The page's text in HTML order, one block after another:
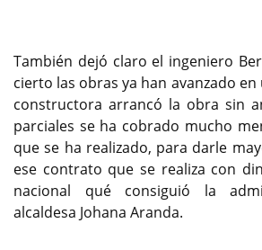
También dejó claro el ingeniero
cierto las obras ya han avanzado en
constructora arrancó la obra sin
parciales se ha cobrado mucho
que se ha realizado, para darle
ese contrato que se realiza con
nacional qué consiguió la
alcaldesa Johana Aranda.